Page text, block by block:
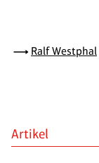
Ralf Westphal
Artikel